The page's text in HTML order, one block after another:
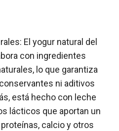
El yogur natural del
con ingredientes
lo que garantiza
ni aditivos
está hecho con leche
lácticos que aportan un
calcio y otros